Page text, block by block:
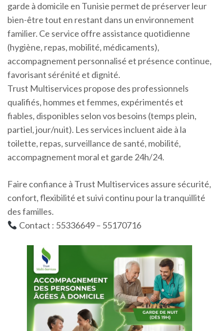
garde à domicile en Tunisie permet de préserver leur
bien-être tout en restant dans un environnement
familier. Ce service offre assistance quotidienne
(hygiène, repas, mobilité, médicaments),
accompagnement personnalisé et présence continue,
favorisant sérénité et dignité.
Trust Multiservices propose des professionnels
qualifiés, hommes et femmes, expérimentés et
fiables, disponibles selon vos besoins (temps plein,
partiel, jour/nuit). Les services incluent aide à la
toilette, repas, surveillance de santé, mobilité,
accompagnement moral et garde 24h/24.
Faire confiance à Trust Multiservices assure sécurité,
confort, flexibilité et suivi continu pour la tranquillité
des familles.
Contact : 55336649 – 55170716